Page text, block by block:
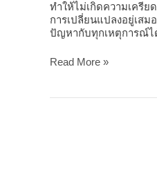
ทำให้ไม่เกิดความเครีย
การเปลี่ยนแปลงอยู่เสม
ปัญหากับทุกเหตุการณ์ไ
Read More »